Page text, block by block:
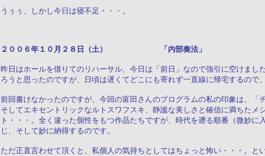
うぅぅ、しかし今日は寝不足・・・。
２００６年１０月２８日（土） 「内部奏法」
昨日はホールを借りてのリハーサル、今日は「前日」なので強引に空けま
ろうと思ったのですが、日頃は遅くてどこにも寄れず一直線に帰宅するの
前回書けなかったのですが、今回の富田さんのプログラムの私の印象は、「
そしてエキセントリックなルトスワフスキ、静謐な美しさと確信に満ちた
ト・・・。全く違った個性をもつ作品たちですが、時代を遡る順番（微妙
じ、そして妙に納得するのです。
ただ正直言わせて頂くと、私個人の気持ちとしてはちょっと怖い・・・。